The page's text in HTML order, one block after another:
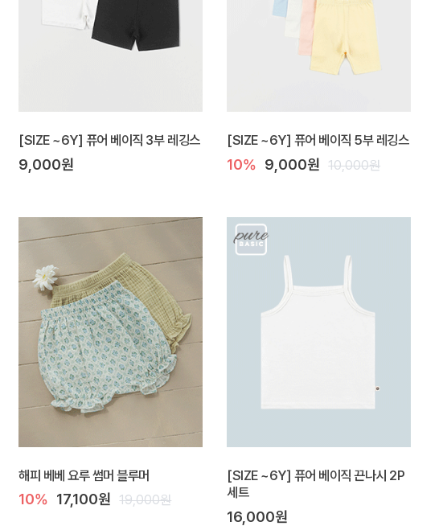
[SIZE ~6Y] 퓨어 베이직 3부 레깅스
9,000원
[SIZE ~6Y] 퓨어 베이직 5부 레깅스
10% 9,000원 10,000원
해피 베베 요루 썸머 블루머
10% 17,100원 19,000원
[SIZE ~6Y] 퓨어 베이직 끈나시 2P
세트
16,000원